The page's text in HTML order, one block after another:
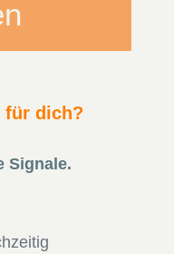
für dich?
Signale.